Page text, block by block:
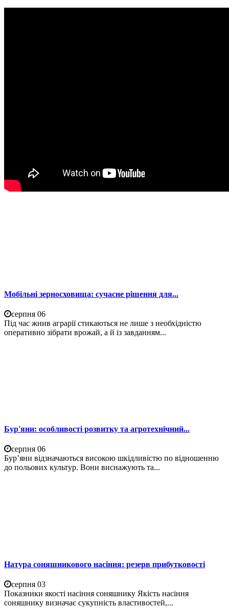
Мобільні зерносховища: сучасне рішення для...
серпня 06
Під час жнив аграрії стикаються не лише з необхідністю
оперативно зібрати врожай, а й із завданням...
Бур'яни: особливості розвитку та агротехнічний...
серпня 06
Бур’яни відзначаються високою шкідливістю по відношенню
до польових культур. Вони виснажують та...
Натура соняшникового насіння: резерв прибутковості
серпня 03
Показники якості насіння соняшнику Якість насіння
соняшнику визначає сукупність властивостей,...